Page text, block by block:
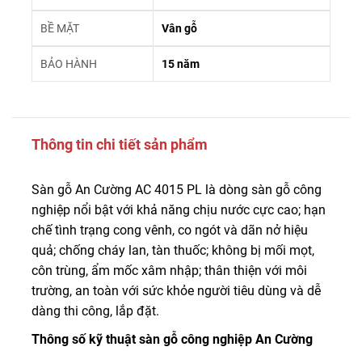
BỀ MẶT Vân gỗ
BẢO HÀNH 15 năm
Thông tin chi tiết sản phẩm
Sàn gỗ An Cường AC 4015 PL là dòng sàn gỗ công
nghiệp nổi bật với khả năng chịu nước cực cao; hạn
chế tình trạng cong vênh, co ngót và dãn nở hiệu
quả; chống cháy lan, tàn thuốc; không bị mối mọt,
côn trùng, ẩm mốc xâm nhập; thân thiện với môi
trường, an toàn với sức khỏe người tiêu dùng và dễ
dàng thi công, lắp đặt.
Thông số kỹ thuật sàn gỗ công nghiệp An Cường